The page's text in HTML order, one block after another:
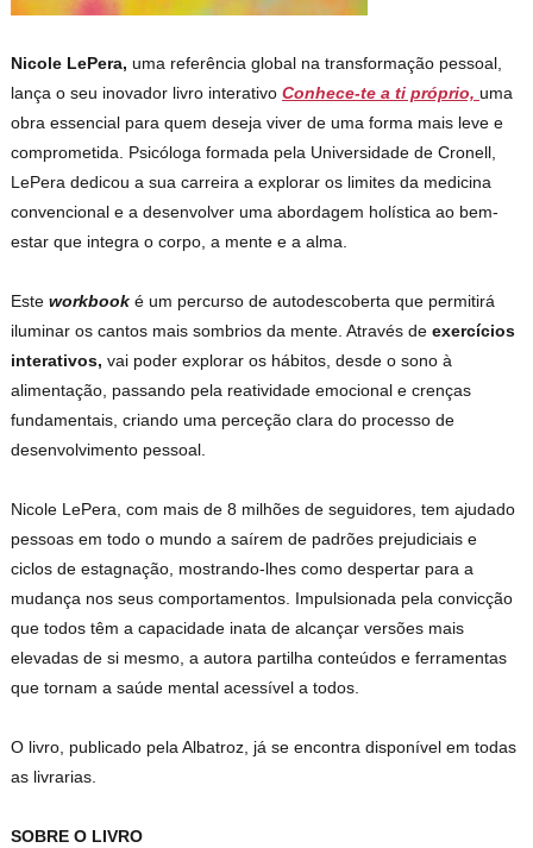
Nicole LePera, uma referência global na transformação pessoal,
lança o seu inovador livro interativoConhece-te a ti próprio, uma
obra essencial para quem deseja viver de uma forma mais leve e
comprometida. Psicóloga formada pela Universidade de Cronell,
LePera dedicou a sua carreira a explorar os limites da medicina
convencional e a desenvolver uma abordagem holística ao bem-
estar que integra o corpo, a mente e a alma.
Esteworkbooké um percurso de autodescoberta que permitirá
iluminar os cantos mais sombrios da mente. Através deexercícios
interativos,vai poder explorar os hábitos, desde o sono à
alimentação, passando pela reatividade emocional e crenças
fundamentais, criando uma perceção clara do processo de
desenvolvimento pessoal.
Nicole LePera, com mais de 8 milhões de seguidores, tem ajudado
pessoas em todo o mundo a saírem de padrões prejudiciais e
ciclos de estagnação, mostrando-lhes como despertar para a
mudança nos seus comportamentos. Impulsionada pela convicção
que todos têm a capacidade inata de alcançar versões mais
elevadas de si mesmo, a autora partilha conteúdos e ferramentas
que tornam a saúde mental acessível a todos.
O livro, publicado pela Albatroz, já se encontra disponível em todas
as livrarias.
SOBRE O LIVRO